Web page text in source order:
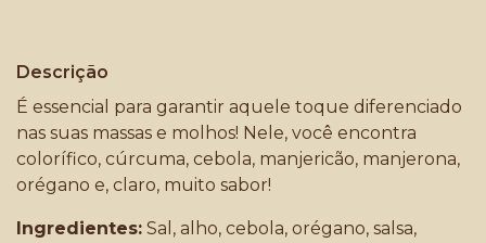
Descrição
É essencial para garantir aquele toque diferenciado
nas suas massas e molhos! Nele, você encontra
colorífico, cúrcuma, cebola, manjericão, manjerona,
orégano e, claro, muito sabor!
Ingredientes: Sal, alho, cebola, orégano, salsa,